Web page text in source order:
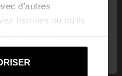
d'autres
fournies ou qu'ils